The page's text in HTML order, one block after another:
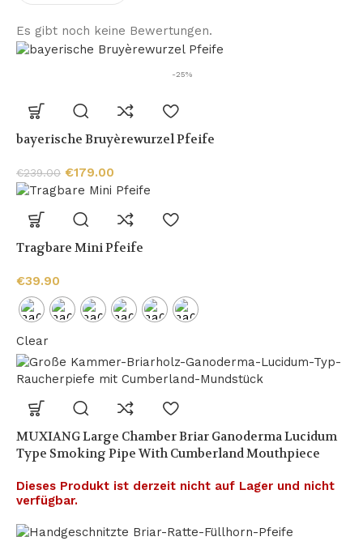
Es gibt noch keine Bewertungen.
-25%
bayerische Bruyèrewurzel Pfeife
€239.00 €179.00
Tragbare Mini Pfeife
€39.90
Clear
MUXIANG Large Chamber Briar Ganoderma Lucidum
Type Smoking Pipe With Cumberland Mouthpiece
Dieses Produkt ist derzeit nicht auf Lager und nicht
verfügbar.